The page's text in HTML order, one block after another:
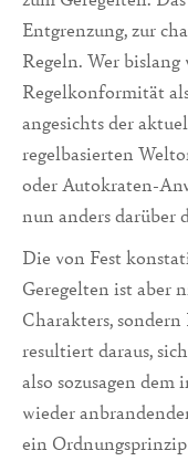
Entgrenzung, zur
Regeln. Wer
Regelkonformität
angesichts der
regelbasierten
oder Autokraten-
nun anders darüber
Die von Fest
Geregelten ist aber
Charakters,
resultiert daraus,
also sozusagen
wieder
ein Ordnungsprinzip